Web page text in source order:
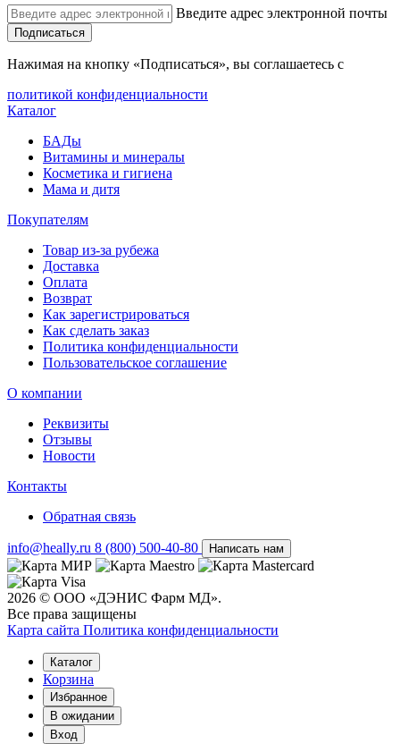
Введите адрес электронной почты
Подписаться
Нажимая на кнопку «Подписаться», вы соглашаетесь с
политикой конфиденциальности
Каталог
БАДы
Витамины и минералы
Косметика и гигиена
Мама и дитя
Покупателям
Товар из-за рубежа
Доставка
Оплата
Возврат
Как зарегистрироваться
Как сделать заказ
Политика конфиденциальности
Пользовательское соглашение
О компании
Реквизиты
Отзывы
Новости
Контакты
Обратная связь
info@heally.ru 8 (800) 500-40-80 Написать нам
2026 © ООО «ДЭНИС Фарм МД».
Все права защищены
Карта сайта Политика конфиден­циальности
Каталог
Корзина
Избранное
В ожидании
Вход